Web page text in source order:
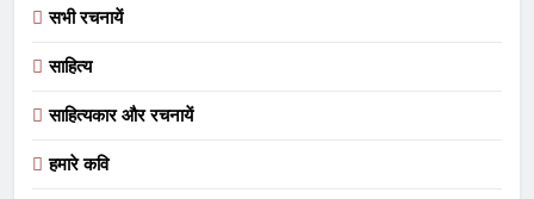
सभी रचनायें
साहित्य
साहित्यकार और रचनायें
हमारे कवि